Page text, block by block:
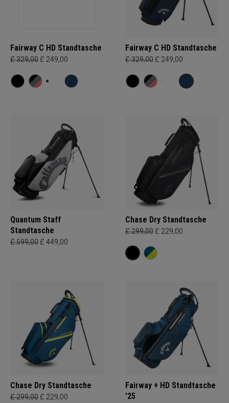
Fairway C HD Standtasche
£ 329,00 £ 249,00
Fairway C HD Standtasche
£ 329,00 £ 249,00
Quantum Staff
Standtasche
£ 599,00 £ 449,00
Chase Dry Standtasche
£ 299,00 £ 229,00
Chase Dry Standtasche
£ 299,00 £ 229,00
Fairway + HD Standtasche
'25